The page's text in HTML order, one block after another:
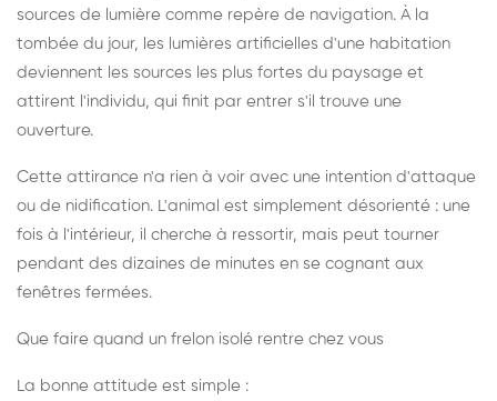
sources de lumière comme repère de navigation. À la
tombée du jour, les lumières artificielles d'une habitation
deviennent les sources les plus fortes du paysage et
attirent l'individu, qui finit par entrer s'il trouve une
ouverture.
Cette attirance n'a rien à voir avec une intention d'attaque
ou de nidification. L'animal est simplement désorienté : une
fois à l'intérieur, il cherche à ressortir, mais peut tourner
pendant des dizaines de minutes en se cognant aux
fenêtres fermées.
Que faire quand un frelon isolé rentre chez vous
La bonne attitude est simple :